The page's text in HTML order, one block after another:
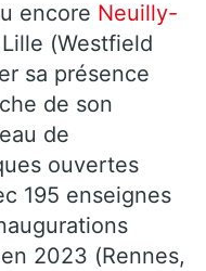
encore Neuilly-
(Westfield
sa présence
de son
de
ouvertes
195 enseignes
2023 (Rennes,